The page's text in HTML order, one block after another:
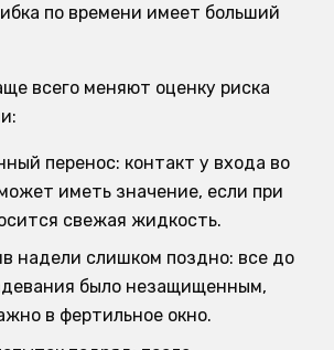
по времени имеет больший
всего меняют оценку риска
перенос: контакт у входа во
иметь значение, если при
свежая жидкость.
надели слишком поздно: все до
было незащищенным,
в фертильное окно.